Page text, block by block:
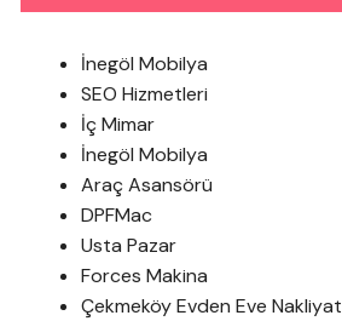
İnegöl Mobilya
SEO Hizmetleri
İç Mimar
İnegöl Mobilya
Araç Asansörü
DPFMac
Usta Pazar
Forces Makina
Çekmeköy Evden Eve Nakliyat